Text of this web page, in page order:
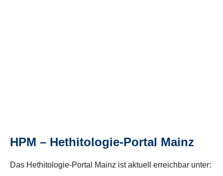
HPM – Hethitologie-Portal Mainz
Das Hethitologie-Portal Mainz ist aktuell erreichbar unter: